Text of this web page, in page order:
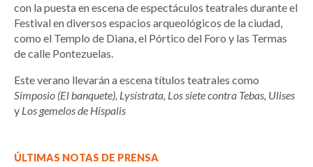
con la puesta en escena de espectáculos teatrales durante el
Festival en diversos espacios arqueológicos de la ciudad,
como el Templo de Diana, el Pórtico del Foro y las Termas
de calle Pontezuelas.
Este verano llevarán a escena títulos teatrales como
Simposio (El banquete), Lysístrata, Los siete contra Tebas, Ulises
y Los gemelos de Híspalis
ÚLTIMAS NOTAS DE PRENSA